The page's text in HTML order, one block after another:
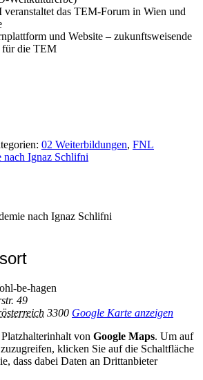
das TEM-Forum in Wien und
und Website – zukunftsweisende
für die TEM
02 Weiterbildungen, FNL
nach Ignaz Schlifni
nach Ignaz Schlifni
be-hagen
49
3300 Google Karte anzeigen
von Google Maps. Um auf
klicken Sie auf die Schaltfläche
dass dabei Daten an Drittanbieter